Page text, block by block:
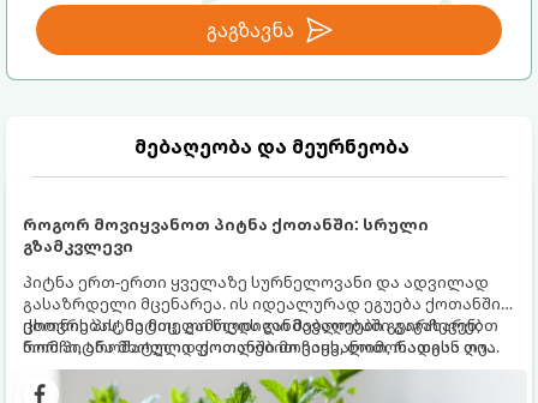
გაგზავნა
მებაღეობა და მეურნეობა
როგორ მოვიყვანოთ პიტნა ქოთანში: სრული
გზამკვლევი
პიტნა ერთ-ერთი ყველაზე სურნელოვანი და ადვილად
გასაზრდელი მცენარეა. ის იდეალურად ეგუება ქოთანში
ცხოვრებას, მეტიც, გამოცდილი მებაღეები გვირჩევენ,
რომ პიტნა მხოლოდ ქოთანში მოვიყვანოთ, რადგან ღია
გრუნტში (ბაღში) დარგვისას ის ფესვებით ძალიან
სწრაფად ვრცელდება და სხვა მცენარეებს ავიწროებს.
ქოთნის პიტნა მთელი წლის განმავლობაში გაგახარებთ
ნორჩი, არომატული ფოთლებით ჩაის, ლიმონათისა თუ
კერძებისთვის.